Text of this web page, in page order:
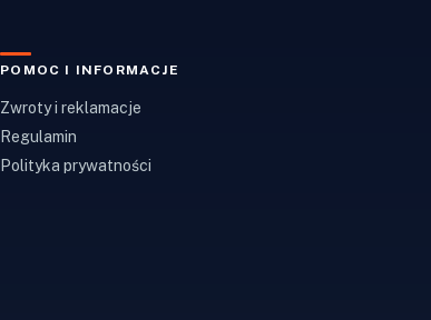
POMOC I INFORMACJE
Zwroty i reklamacje
Regulamin
Polityka prywatności